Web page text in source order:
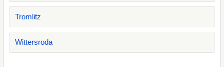
Tromlitz
Wittersroda